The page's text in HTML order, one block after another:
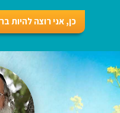
כן, אני רוצה להיות